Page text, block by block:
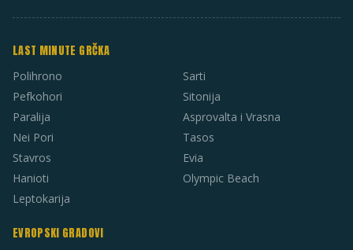
LAST MINUTE GRČKA
Polihrono
Pefkohori
Paralija
Nei Pori
Stavros
Hanioti
Leptokarija
Sarti
Sitonija
Asprovalta i Vrasna
Tasos
Evia
Olympic Beach
EVROPSKI GRADOVI